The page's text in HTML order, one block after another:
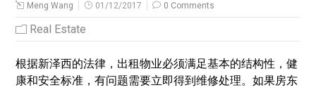
Meng Wang 01/12/2017 0 Comments
Real Estate
根据新泽西的法律，出租物业必须满足基本的结构性，健
康和安全标准，有问题需要立即得到维修处理。如果房东